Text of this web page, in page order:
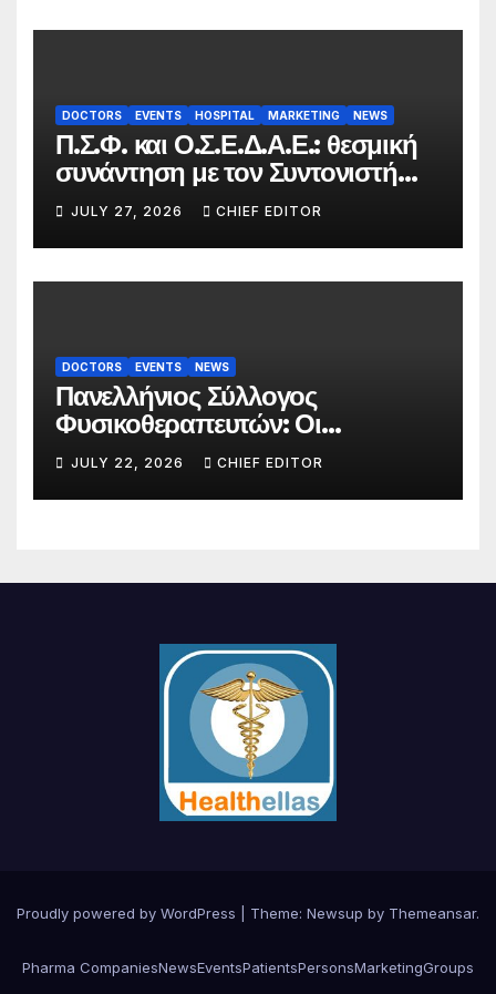
DOCTORS EVENTS HOSPITAL MARKETING NEWS
Π.Σ.Φ. και Ο.Σ.Ε.Δ.Α.Ε.: θεσμική
συνάντηση με τον Συντονιστή
του Γραφείου του
Πρωθυπουργού
JULY 27, 2026 CHIEF EDITOR
DOCTORS EVENTS NEWS
Πανελλήνιος Σύλλογος
Φυσικοθεραπευτών: Οι
προτάσεις προς τον ΕΟΠΥΥ για
τον περιορισμό του clawback
JULY 22, 2026 CHIEF EDITOR
Proudly powered by WordPress Theme: Newsup by Themeansar.
Pharma CompaniesNewsEventsPatientsPersonsMarketingGroups